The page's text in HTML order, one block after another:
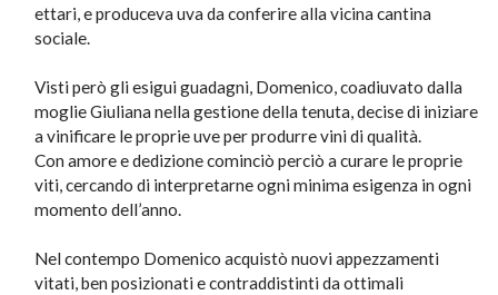
ettari, e produceva uva da conferire alla vicina cantina
sociale.
Visti però gli esigui guadagni, Domenico, coadiuvato dalla
moglie Giuliana nella gestione della tenuta, decise di iniziare
a vinificare le proprie uve per produrre vini di qualità.
Con amore e dedizione cominciò perciò a curare le proprie
viti, cercando di interpretarne ogni minima esigenza in ogni
momento dell’anno.
Nel contempo Domenico acquistò nuovi appezzamenti
vitati, ben posizionati e contraddistinti da ottimali